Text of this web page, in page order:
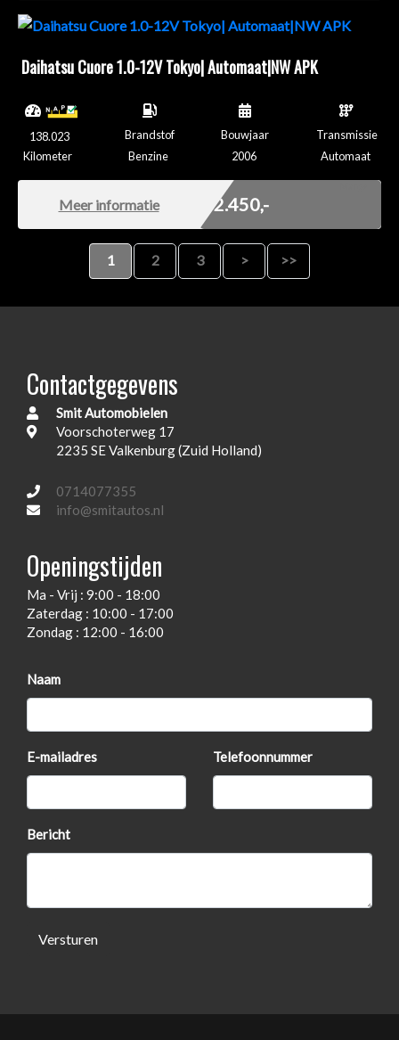
Daihatsu Cuore 1.0-12V Tokyo| Automaat|NW APK
138.023
Kilometer
Brandstof
Benzine
Bouwjaar
2006
Transmissie
Automaat
Meer informatie € 2.450,-
1 2 3 > >>
Contactgegevens
Smit Automobielen
Voorschoterweg 17
2235 SE Valkenburg (Zuid Holland)
0714077355
info@smitautos.nl
Openingstijden
Ma - Vrij : 9:00 - 18:00
Zaterdag : 10:00 - 17:00
Zondag : 12:00 - 16:00
Naam
E-mailadres Telefoonnummer
Bericht
Versturen